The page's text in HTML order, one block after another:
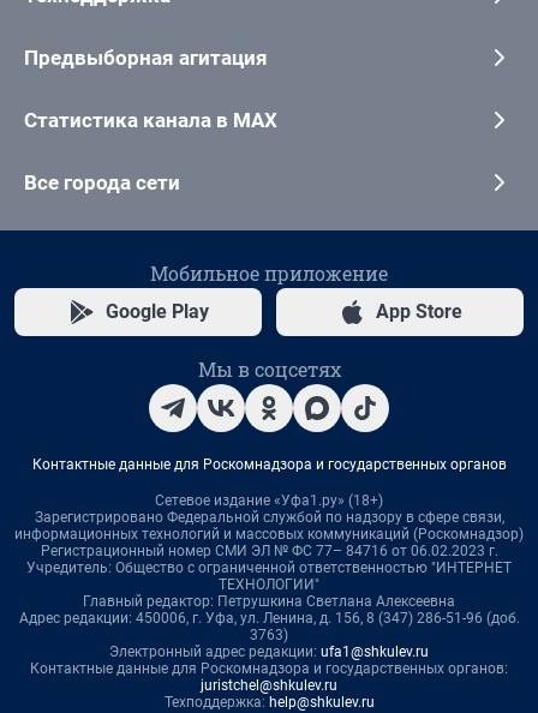
Предвыборная агитация
Статистика канала в MAX
Все города сети
Мобильное приложение
Google Play App Store
Мы в соцсетях
Контактные данные для Роскомнадзора и государственных органов
Сетевое издание «Уфа1.ру» (18+)
Зарегистрировано Федеральной службой по надзору в сфере связи,
информационных технологий и массовых коммуникаций (Роскомнадзор)
Регистрационный номер СМИ ЭЛ № ФС 77– 84716 от 06.02.2023 г.
Учредитель: Общество с ограниченной ответственностью "ИНТЕРНЕТ
ТЕХНОЛОГИИ"
Главный редактор: Петрушкина Светлана Алексеевна
Адрес редакции: 450006, г. Уфа, ул. Ленина, д. 156, 8 (347) 286-51-96 (доб.
3763)
Электронный адрес редакции: ufa1@shkulev.ru
Контактные данные для Роскомнадзора и государственных органов:
juristchel@shkulev.ru
Техподдержка: help@shkulev.ru